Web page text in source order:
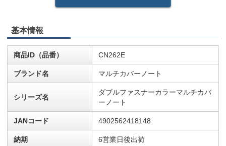
基本情報
商品ID（品番） CN262E
ブランド名 マルチカバーノート
シリーズ名
ダブルファスナーカラーマルチカバ
ーノート
JANコード 4902562418148
納期 6営業日後出荷